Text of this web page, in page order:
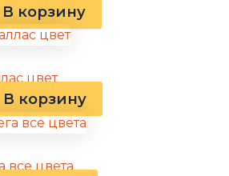
В корзину
цвет
В корзину
все цвета